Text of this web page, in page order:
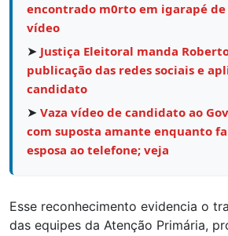
encontrado m0rto em igarapé de
vídeo
➤ Justiça Eleitoral manda
publicação das redes sociais e
candidato
➤ Vaza vídeo de candidato ao
com suposta amante enquanto
esposa ao telefone; veja
Esse reconhecimento evidencia o
das equipes da Atenção Primária,